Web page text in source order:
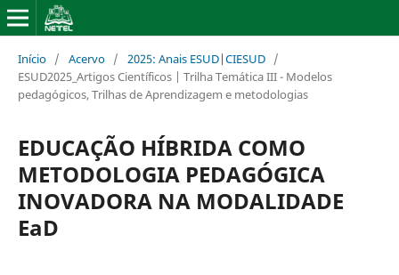
Início / Acervo / 2025: Anais ESUD|CIESUD /
ESUD2025_Artigos Científicos | Trilha Temática III - Modelos
pedagógicos, Trilhas de Aprendizagem e metodologias
EDUCAÇÃO HÍBRIDA COMO
METODOLOGIA PEDAGÓGICA
INOVADORA NA MODALIDADE
EaD